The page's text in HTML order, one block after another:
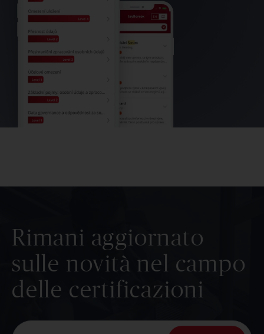
Rimani aggiornato
sulle novità nel campo
delle certificazioni